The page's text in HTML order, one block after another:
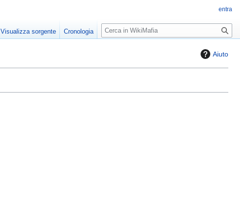
Aiuto
entra
Visualizza sorgente Cronologia
R
i
r
a